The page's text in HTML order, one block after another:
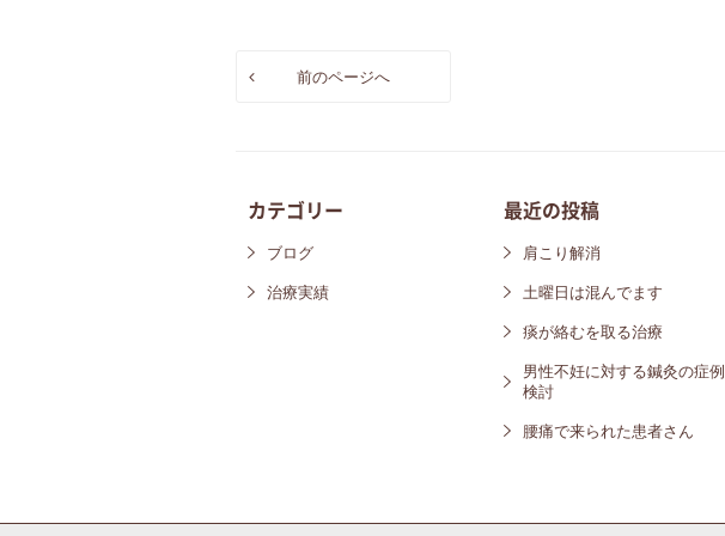
前のページへ
カテゴリー
ブログ
治療実績
最近の投稿
肩こり解消
土曜日は混んでます
痰が絡むを取る治療
男性不妊に対する鍼灸の症例
検討
腰痛で来られた患者さん